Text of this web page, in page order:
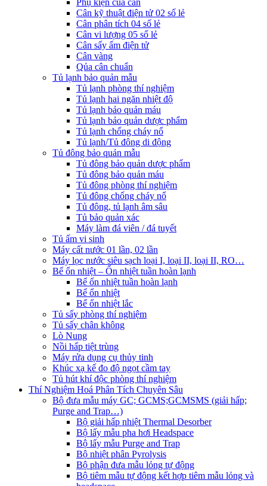
Phụ kiện của cân
Cân kỹ thuật điện tử 02 số lẻ
Cân phân tích 04 số lẻ
Cân vi lượng 05 số lẻ
Cân sấy ẩm điện tử
Cân vàng
Qủa cân chuẩn
Tủ lạnh bảo quản mẫu
Tủ lạnh phòng thí nghiệm
Tủ lạnh hai ngăn nhiệt độ
Tủ lạnh bảo quản máu
Tủ lạnh bảo quản dược phẩm
Tủ lạnh chống cháy nổ
Tủ lạnh/Tủ đông di động
Tủ đông bảo quản mẫu
Tủ đông bảo quản dược phẩm
Tủ đông bảo quản máu
Tủ đông phòng thí nghiệm
Tủ đông chống cháy nổ
Tủ đông, tủ lạnh âm sâu
Tủ bảo quản xác
Máy làm đá viên / đá tuyết
Tủ ấm vi sinh
Máy cất nước 01 lần, 02 lần
Máy lọc nước siêu sạch loại I, loại II, loại II, RO…
Bể ổn nhiệt – Ổn nhiệt tuần hoàn lạnh
Bể ổn nhiệt tuần hoàn lạnh
Bể ổn nhiệt
Bể ổn nhiệt lắc
Tủ sấy phòng thí nghiệm
Tủ sấy chân không
Lò Nung
Nồi hấp tiệt trùng
Máy rửa dụng cụ thủy tinh
Khúc xạ kế đo độ ngọt cầm tay
Tủ hút khí độc phòng thí nghiệm
Thí Nghiệm Hoá Phân Tích Chuyên Sâu
Bộ đưa mẫu máy GC; GCMS;GCMSMS (giải hấp;
Purge and Trap…)
Bộ giải hấp nhiệt Thermal Desorber
Bộ lấy mẫu pha hơi Headspace
Bộ lấy mẫu Purge and Trap
Bộ nhiệt phân Pyrolysis
Bộ phận đưa mẫu lỏng tự động
Bộ tiêm mẫu tự động kết hợp tiêm mẫu lỏng và